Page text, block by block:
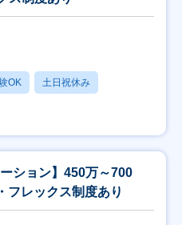
OK 土日祝休み
ション】450万～700
フレックス制度あり